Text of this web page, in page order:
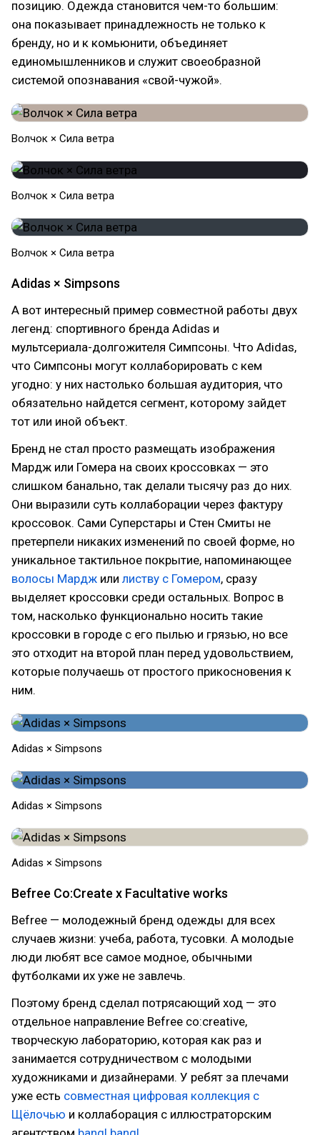
позицию. Одежда становится чем-то большим:
она показывает принадлежность не только к
бренду, но и к комьюнити, объединяет
единомышленников и служит своеобразной
системой опознавания «свой-чужой».
Волчок × Сила ветра
Волчок × Сила ветра
Волчок × Сила ветра
Adidas × Simpsons
А вот интересный пример совместной работы двух
легенд: спортивного бренда Adidas и
мультсериала-долгожителя Симпсоны. Что Adidas,
что Симпсоны могут коллаборировать с кем
угодно: у них настолько большая аудитория, что
обязательно найдется сегмент, которому зайдет
тот или иной объект.
Бренд не стал просто размещать изображения
Мардж или Гомера на своих кроссовках — это
слишком банально, так делали тысячу раз до них.
Они выразили суть коллаборации через фактуру
кроссовок. Сами Суперстары и Стен Смиты не
претерпели никаких изменений по своей форме, но
уникальное тактильное покрытие, напоминающее
волосы Мардж или листву с Гомером, сразу
выделяет кроссовки среди остальных. Вопрос в
том, насколько функционально носить такие
кроссовки в городе с его пылью и грязью, но все
это отходит на второй план перед удовольствием,
которые получаешь от простого прикосновения к
ним.
Adidas × Simpsons
Adidas × Simpsons
Adidas × Simpsons
Befree Co:Create x Facultative works
Befree — молодежный бренд одежды для всех
случаев жизни: учеба, работа, тусовки. А молодые
люди любят все самое модное, обычными
футболками их уже не завлечь.
Поэтому бренд сделал потрясающий ход — это
отдельное направление Befree co:creative,
творческую лабораторию, которая как раз и
занимается сотрудничеством с молодыми
художниками и дизайнерами. У ребят за плечами
уже есть совместная цифровая коллекция с
Щёлочью и коллаборация с иллюстраторским